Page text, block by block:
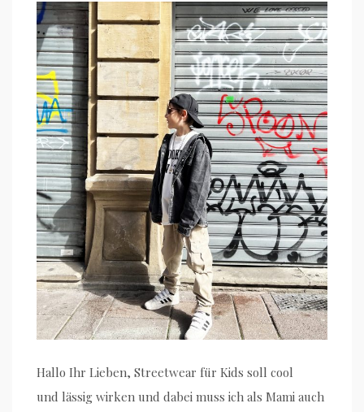
Hallo Ihr Lieben, Streetwear für Kids soll cool
und lässig wirken und dabei muss ich als Mami auch